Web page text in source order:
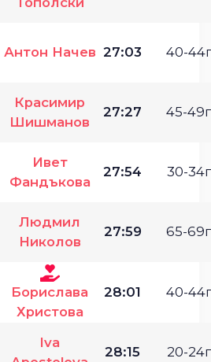
Антон Начев 27:03 40-
Красимир
Шишманов
27:27 45-
Ивет
Фандъкова
27:54 30-
Людмил
Николов
27:59 65-
Борислава
Христова
28:01 40-
Iva
28:15 20-